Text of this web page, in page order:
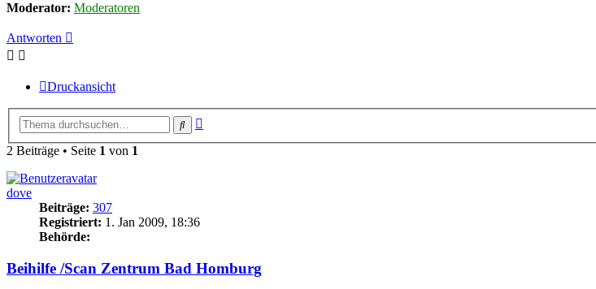
Moderator: Moderatoren
Antworten
Druckansicht
Suche
2 Beiträge • Seite 1 von 1
dove
Beiträge: 307
Registriert: 1. Jan 2009, 18:36
Behörde:
Beihilfe /Scan Zentrum Bad Homburg